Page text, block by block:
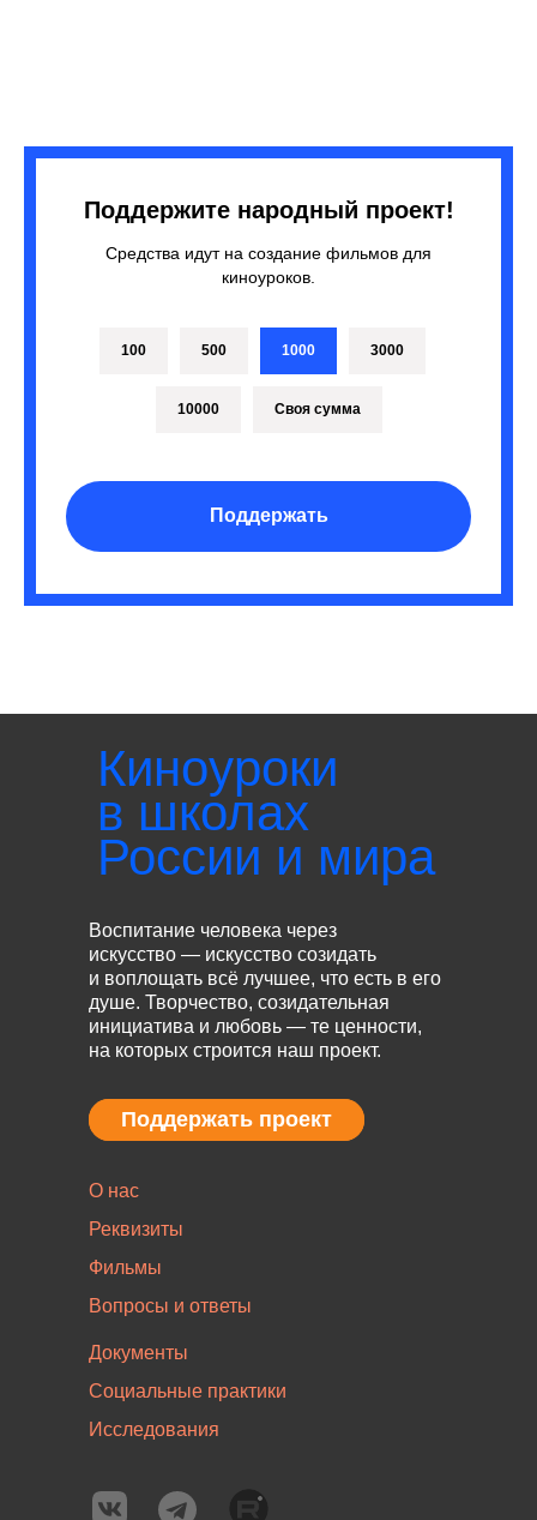
Поддержите народный проект!
Средства идут на создание фильмов для
киноуроков.
100 500 1000 3000
10000 Своя сумма
Поддержать
Киноуроки
в школах
России и мира
Воспитание человека через
искусство — искусство созидать
и воплощать всё лучшее, что есть в его
душе. Творчество, созидательная
инициатива и любовь — те ценности,
на которых строится наш проект.
Документы
Социальные практики
Исследования
О нас
Реквизиты
Фильмы
Вопросы и ответы
Поддержать проект
Поддержать проект